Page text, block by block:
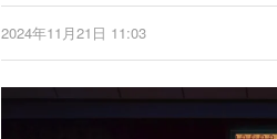
2024年11月21日 11:03